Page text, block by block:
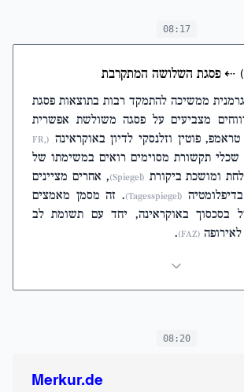
08:17
⇠פסגת השלושה המתקרבת
ממשיכה להתמקד רבות בתוצאות פסגת
מצביעים על פסגה משולשת אפשרית
פוטין וזלנסקי לדיון באוקראינה
(FR,
שכלי תקשורת מסוימים רואים במשימתו של
ומושכת ביקורת (Spiegel)
, אחרים מציינים
(Tagesspiegel)
. זה מסמן מאמצים
בסכסוך באוקראינה, יחד עם תשומת לב
(FAZ)
.
08:20
Merkur.de